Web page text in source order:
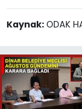
Kaynak: ODAK